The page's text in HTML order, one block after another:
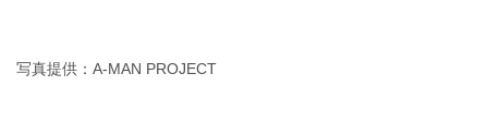
写真提供：A-MAN PROJECT